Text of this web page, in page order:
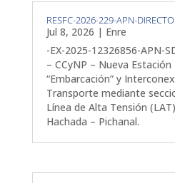
RESFC-2026-229-APN-
Jul 8, 2026 | Enre
-EX-2025-12326856-APN-
– CCyNP – Nueva
“Embarcación” y
Transporte mediante
Línea de Alta Tensión
Hachada – Pichanal.